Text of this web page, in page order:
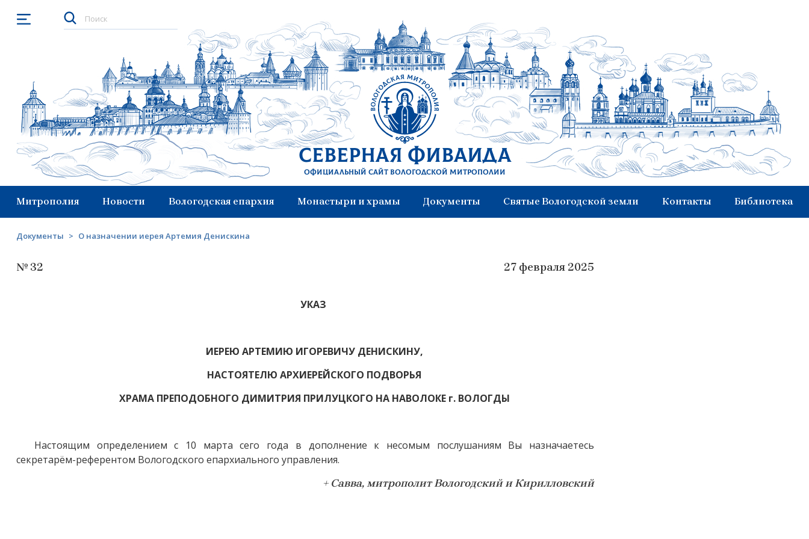
Открыть меню
Северная Фиваида
Официальный сайт Вологодской митрополии
Митрополия Новости Вологодская епархия Монастыри и храмы Документы Святые Вологодской земли Контакты Библиотека
Документы > О назначении иерея Артемия Денискина
№ 32 27 февраля 2025
УКАЗ
ИЕРЕЮ АРТЕМИЮ ИГОРЕВИЧУ ДЕНИСКИНУ,
НАСТОЯТЕЛЮ АРХИЕРЕЙСКОГО ПОДВОРЬЯ
ХРАМА ПРЕПОДОБНОГО ДИМИТРИЯ ПРИЛУЦКОГО НА НАВОЛОКЕ г. ВОЛОГДЫ
Настоящим определением с 10 марта сего года в дополнение к несомым послушаниям Вы назначаетесь
секретарём-референтом Вологодского епархиального управления.
+ Савва, митрополит Вологодский и Кирилловский